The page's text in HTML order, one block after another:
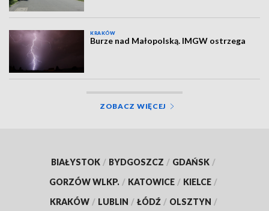
KRAKÓW
Burze nad Małopolską. IMGW ostrzega
ZOBACZ WIĘCEJ
BIAŁYSTOK / BYDGOSZCZ / GDAŃSK /
GORZÓW WLKP. / KATOWICE / KIELCE /
KRAKÓW / LUBLIN / ŁÓDŹ / OLSZTYN /